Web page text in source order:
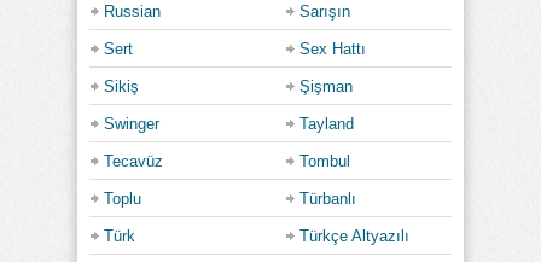
Russian Sarışın
Sert Sex Hattı
Sikiş Şişman
Swinger Tayland
Tecavüz Tombul
Toplu Türbanlı
Türk Türkçe Altyazılı